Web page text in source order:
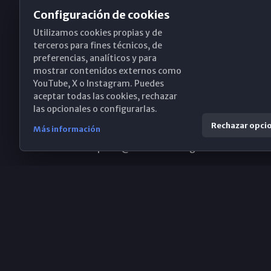
Obispado de Málaga
Santa María, 18-20. 29015 Málaga
(+34) 952 224 386
Configuración de cookies
Utilizamos cookies propias y de
terceros para fines técnicos, de
preferencias, analíticos y para
mostrar contenidos externos como
YouTube, X o Instagram. Puedes
aceptar todas las cookies, rechazar
las opcionales o configurarlas.
Más información Rechazar